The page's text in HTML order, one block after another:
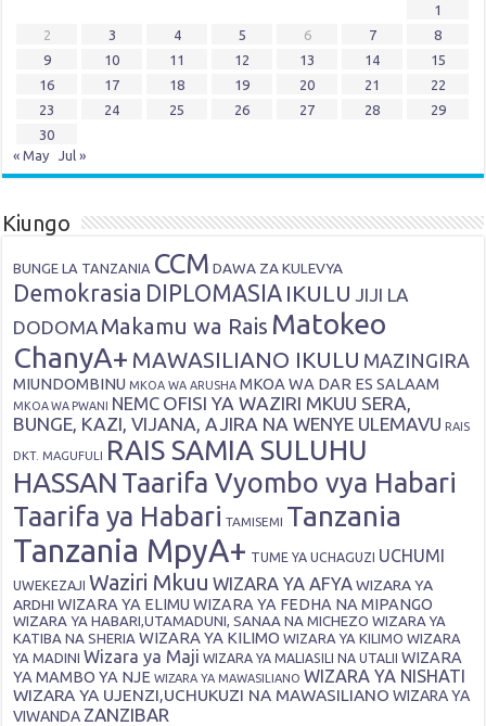
1
2
3 4 5 6 7
8
9
10 11 12 13 14
15
16
17 18 19 20 21
22
23
24 25 26 27 28
29
30
« May
Jul »
Kiungo
BUNGE LA TANZANIA CCM DAWA ZA KULEVYA
Demokrasia DIPLOMASIA IKULU JIJI LA
DODOMA Makamu wa Rais Matokeo
ChanyA+ MAWASILIANO IKULU MAZINGIRA
MIUNDOMBINU MKOA WA ARUSHA MKOA WA DAR ES SALAAM
MKOA WA PWANI NEMC OFISI YA WAZIRI MKUU SERA,
BUNGE, KAZI, VIJANA, AJIRA NA WENYE ULEMAVU RAIS
DKT. MAGUFULI RAIS SAMIA SULUHU
HASSAN Taarifa Vyombo vya Habari
Taarifa ya Habari TAMISEMI Tanzania
Tanzania MpyA+ TUME YA UCHAGUZI UCHUMI
UWEKEZAJI Waziri Mkuu WIZARA YA AFYA WIZARA YA
ARDHI WIZARA YA ELIMU WIZARA YA FEDHA NA MIPANGO
WIZARA YA HABARI,UTAMADUNI, SANAA NA MICHEZO WIZARA YA
KATIBA NA SHERIA WIZARA YA KILIMO WIZARA YA KILIMO WIZARA
YA MADINI Wizara ya Maji WIZARA YA MALIASILI NA UTALII WIZARA
YA MAMBO YA NJE WIZARA YA MAWASILIANO WIZARA YA NISHATI
WIZARA YA UJENZI,UCHUKUZI NA MAWASILIANO WIZARA YA
VIWANDA ZANZIBAR